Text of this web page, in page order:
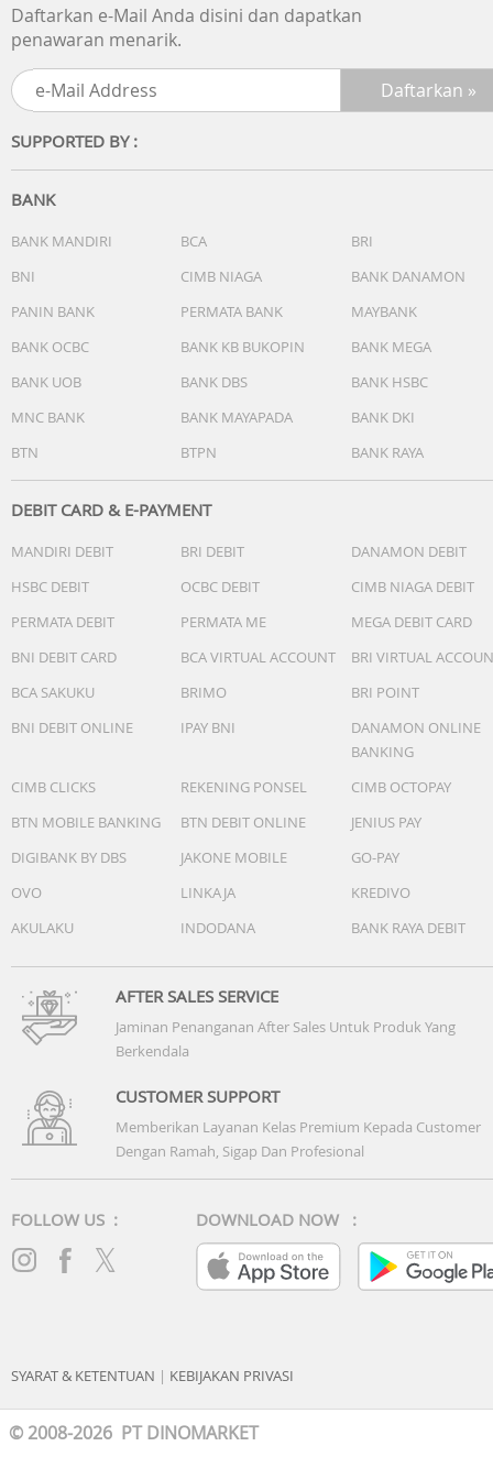
Fitur lain:
Format 12/24 jam
Fitur pergeseran jarum (Jarum bergeser agar tidak
menghalangi tampilan konten digital.)
Penunjuk waktu standar: Analog: 2 jarum (jam, menit
(jarum bergerak setiap 20 detik)), 1 dial (hari) Digital: Jam,
menit, detik, pm, bulan, tanggal
Daftarkan e-Mail Anda disini dan dapatkan
penawaran menarik.
SUPPORTED BY :
BANK
BANK MANDIRI BCA
BRI
BNI
CIMB NIAGA
BANK DANAMON
PANIN BANK
PERMATA BANK
MAYBANK
BANK OCBC
BANK KB BUKOPIN
BANK MEGA
BANK UOB
BANK DBS
BANK HSBC
MNC BANK
BANK MAYAPADA
BANK DKI
BTN
BTPN BANK RAYA
DEBIT CARD & E-PAYMENT
MANDIRI DEBIT BRI DEBIT
DANAMON DEBIT
HSBC DEBIT
OCBC DEBIT
CIMB NIAGA DEBIT
PERMATA DEBIT
PERMATA ME
MEGA DEBIT CARD
BNI DEBIT CARD
BCA VIRTUAL ACCOUNT
BRI VIRTUAL
BCA SAKUKU
BRIMO
BRI POINT
BNI DEBIT ONLINE
IPAY BNI
DANAMON ONLINE
BANKING
CIMB CLICKS
REKENING PONSEL
CIMB OCTOPAY
BTN MOBILE BANKING
BTN DEBIT ONLINE
JENIUS PAY
DIGIBANK BY DBS
JAKONE MOBILE
GO-PAY
OVO
LINKAJA
KREDIVO
AKULAKU
INDODANA BANK RAYA DEBIT
AFTER SALES SERVICE
Jaminan Penanganan After Sales Untuk Produk Yang
Berkendala
CUSTOMER SUPPORT
Memberikan Layanan Kelas Premium Kepada Customer
Dengan Ramah, Sigap Dan Profesional
FOLLOW US : DOWNLOAD NOW :
SYARAT & KETENTUAN | KEBIJAKAN PRIVASI
© 2008-2026 PT DINOMARKET